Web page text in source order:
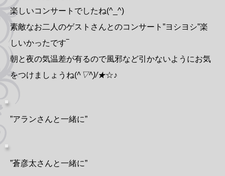
楽しいコンサートでしたね(^_^)
素敵なお二人のゲストさんとのコンサート”ヨシヨシ”楽
しいかったです‾
朝と夜の気温差が有るので風邪など引かないようにお気
をつけましょうね(^▽^)/★☆♪
”アランさんと一緒に”
”蒼彦太さんと一緒に”